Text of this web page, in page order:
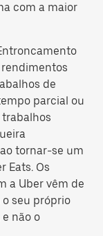
com a maior
de
parcial ou
tornar-se um
Eats. Os
a Uber vêm de
seu próprio
não o